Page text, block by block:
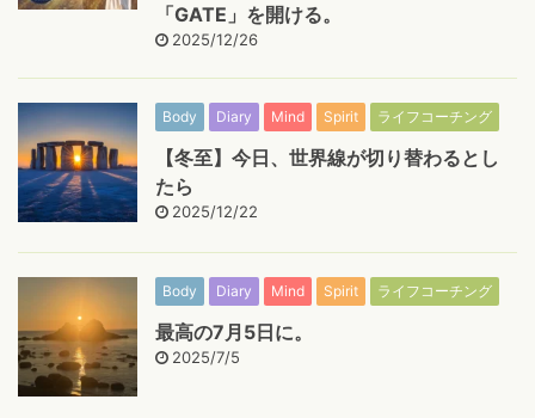
「GATE」を開ける。
2025/12/26
Body Diary Mind Spirit ライフコーチング
【冬至】今日、世界線が切り替わるとし
たら
2025/12/22
Body Diary Mind Spirit ライフコーチング
最高の7月5日に。
2025/7/5